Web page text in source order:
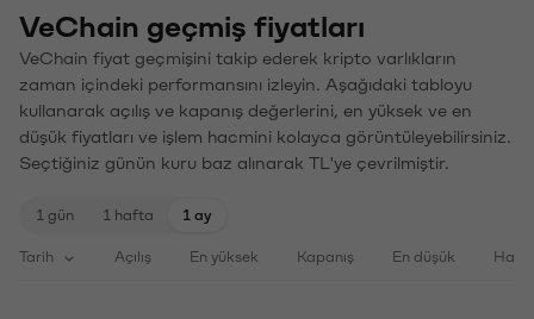
VeChain geçmiş fiyatları
VeChain fiyat geçmişini takip ederek kripto varlıkların
zaman içindeki performansını izleyin. Aşağıdaki tabloyu
kullanarak açılış ve kapanış değerlerini, en yüksek ve en
düşük fiyatları ve işlem hacmini kolayca görüntüleyebilirsiniz.
Seçtiğiniz günün kuru baz alınarak TL'ye çevrilmiştir.
1 gün 1 hafta 1 ay
Tarih Açılış En yüksek Kapanış En düşük